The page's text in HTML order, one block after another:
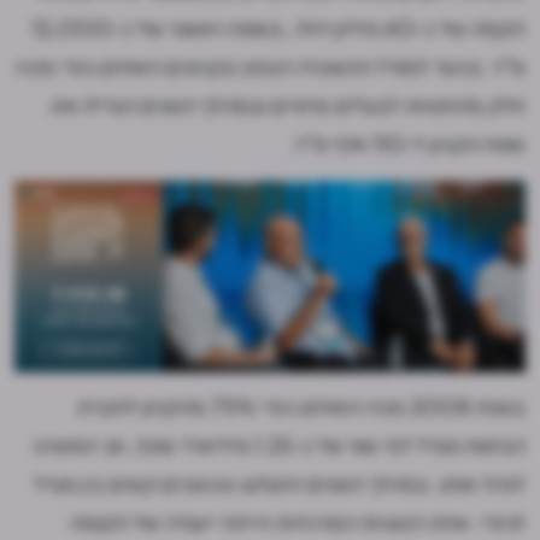
מ"ר. בניגוד למודל ההשכרה הנפוץ בקניונים האחים גינדי מכרו
חלק מהחנויות לבעלים פרטיים ובמהלך השנים הגדילו את
שטח הקניון ל-110 אלף מ"ר.
בשנת 2008 מכרו האחים גינדי 75% מהקניון לחברת
הביטוח מגדל לפי שווי של כ-1.25 מיליארד שקל, אך המשיכו
לנהל אותו. במהלך השנים התגלעו סכסוכים קשים בין מגדל
לגינדי. אחת הסוגיות המרכזיות הייתה ייעודה של הקומה